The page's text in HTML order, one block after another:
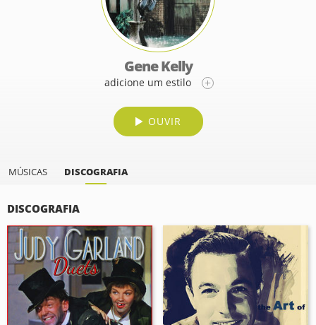
Gene Kelly
adicione um estilo
OUVIR
MÚSICAS DISCOGRAFIA
DISCOGRAFIA